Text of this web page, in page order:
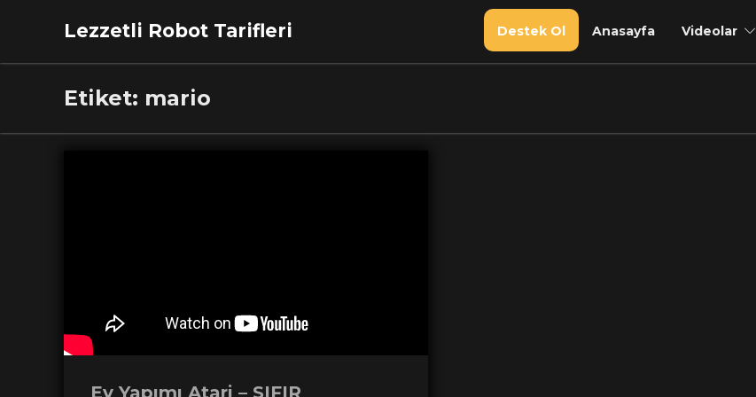
Lezzetli Robot Tarifleri Destek Ol Anasayfa Videolar
Etiket: mario
Ev Yapımı Atari – SIFIR